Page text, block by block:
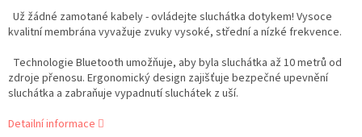
Už žádné zamotané kabely - ovládejte sluchátka dotykem! Vysoce
kvalitní membrána vyvažuje zvuky vysoké, střední a nízké frekvence.
Technologie Bluetooth umožňuje, aby byla sluchátka až 10 metrů od
zdroje přenosu. Ergonomický design zajišťuje bezpečné upevnění
sluchátka a zabraňuje vypadnutí sluchátek z uší.
Detailní informace